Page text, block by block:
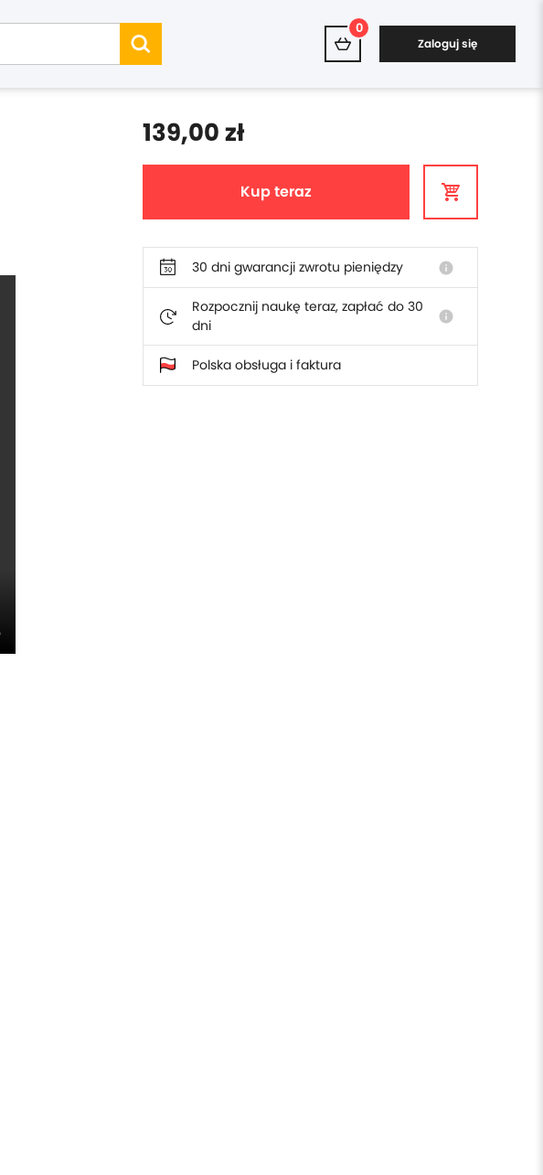
0
Zaloguj się
139,00 zł
Kup teraz
30 dni gwarancji zwrotu pieniędzy info
Rozpocznij naukę teraz, zapłać do 30
dni
info
Polska obsługa i faktura